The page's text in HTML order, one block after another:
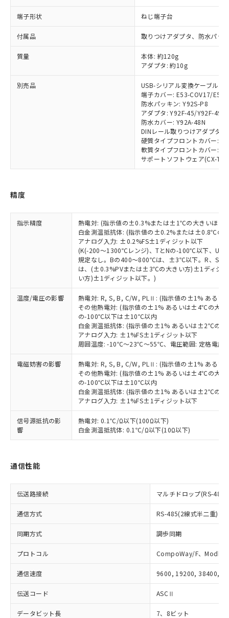
端子形状 ねじ端子台
付属品 取りつけアダプタ、防水パッ
質量
本体: 約120g
アダプタ: 約10g
別売品
USB-シリアル変換ケーブル:
端子カバー: E53-COV17/E53-
防水パッキン: Y92S-P8
アダプタ: Y92F-45/Y92F-49
防水カバー: Y92A-48N
DINレール取りつけアダプタ:
硬質タイプフロントカバー:
軟質タイプフロントカバー:
サポートソフトウェア(CX-
精度
指示精度
熱電対: (指示値の±0.3%または±1℃の大きいほう
白金測温抵抗体: (指示値の±0.2%または±0.8℃の
アナログ入力: ±0.2%FS±1ディジット以下
(K(-200～1300℃レンジ)、TとNの-100℃以下、U
規定なし。Bの400～800℃は、±3℃以下。R、S
は、(±0.3%PVまたは±3℃の大きい方)±1ディジ
い方)±1ディジット以下。)
温度/電圧の影響
熱電対: R, S, B, C/W, PLⅡ: (指示値の±1% ある
その他熱電対: (指示値の±1% あるいは±4℃の大き
の-100℃以下は±10℃以内
白金測温抵抗体: (指示値の±1% あるいは±2℃の大
アナログ入力: ±1%FS±1ディジット以下
周囲温度: -10℃～23℃～55℃、電圧範囲: 定格電圧
電磁妨害の影響
熱電対: R, S, B, C/W, PLⅡ: (指示値の±1% ある
その他熱電対: (指示値の±1% あるいは±4℃の大き
の-100℃以下は±10℃以内
白金測温抵抗体: (指示値の±1% あるいは±2℃の大
アナログ入力: ±1%FS±1ディジット以下
信号源抵抗の影
響
熱電対: 0.1℃/Ω以下(100Ω以下)
白金測温抵抗体: 0.1℃/Ω以下(10Ω以下)
通信性能
伝送路接続 マルチドロップ(RS-485)
通信方式 RS-485(2線式半二重)
同期方式 調歩同期
プロトコル CompoWay/F、Modbus
通信速度 9600, 19200, 38400,
伝送コード ASCⅡ
データビット長 7、8ビット
ご利用ください。
本サービスは、当社制御機器事業取扱
商品の当社在庫状況および標準価格
(税抜)を提供させていただくもので
当社制御機器事業取扱商品の中には、
本サービスの対象外となる商品もある
ことをご了承ください。
在庫状況および標準価格照会結果は、
記載している更新日時点での社内デー
タに基づき作成されるものであり、閲
覧された時点での実際の在庫および標
準価格とは異なる場合があることをご
正式な納期状況および標準価格はお客
オムロン制御機器販売店や当社販売拠
点は「販売ネットワーク
」をご確認
ください。
在庫状況および標準価格結果を当社の
事前の承諾なく第三者に漏洩または開
示しないようお願いします。
マイパーツ機能（部品リスト作成サー
ビス）をご利用いただくには、I-Web
メンバーズにご登録されている必要が
あります。
お客様が当ウェブサイト上で当社にご
登録された部品リストについて、当社
および当社の共同利用者が、当社の製
品・サービスに関するお客様との取
引・商談に必要な範囲で利用すること
をご了承ください。
※当社の共同利用者とは、"個人情報
の共同利用に関して"
の「1.共同利
用者の範囲」に記載されている法人を
指します。
非含有に非対応の商品で、対応品を出す予
定はありません。
調査・確認中：EU RoHS指令（10物質）の
非含有の対応状況を調査中または確認中の
非該当品：ライセンス料など無形物で、有
害物質有無と関係のない商品です。
仕入先様の事情により、非含有部品として
いたものが、含有品と判明した場合などや
むを得ず変更することがあります。
鉛(Pb) 1000ppm以下、 水銀(Hg) 1000ppm以下、 カド
六価クロム(Cr(Ⅵ)) 1000ppm以下、ポリ臭化ビフェニル
類(PBB) 1000ppm以下、ポリ臭化ジフェニルエーテル類
(PBDE) 1000ppm以下、フタル酸ビス(2-エチルヘキシ
ル) (DEHP)(別名：DOP) 1000ppm以下、フタル酸ブチ
図的な使用がないことを確認しています。
※2 対応予定月
部品在庫の切り替え状況などにより、予定
月が前後することがあります。
※3 非含有証明書ダウンロード
下記の非含有証明書をダウンロードするこ
とができます。
EU RoHS指令（10物質）の非含有証明書
51物質の非含有証明書（当社基準）
※本証明書は発行日時点で非含有を証明す
るもので、過去に遡って非含有を証明する
ものではありません。
また、RoHS指令のフタル酸エステル類４
していることから、特段のことがない限
り、2022年1月12日より割愛しておりま
す。
「○」：最大均質材料含有率が中国RoHSの
基準値以下であることを示します。
基準値を超えていることを示します。
「－」：未確認です。当社販売部門へお問
*中国RoHS10物質の基準値 (GB/T26572)：
Pb(鉛) :1000ppm、 Hg(水銀) : 1000ppm、 Cd(カドミウ
Cr(Ⅵ)(六価クロム) : 1000ppm、 PBBs(ポリ臭化ビフェ
ニル類) : 1000ppm、 PBDEs(ポリ臭化ジフェニルエーテ
ル類) : 1000ppm、
※2 環境保護使用期限
「ｅ」：有害物質（10物質）のすべてが基
準値以下であることを示します。
「10」：通常の使用状況下において有害物
質が外部に漏えいし、環境に深刻な影響を
及ぼさない年数を意味します。
「－」：未確認です。当社販売部門へお問
い合わせください。
当社は、これら貴社製品のうち、外国
為替および外国貿易法に定める商品
（以下｢規制貨物等」という）を輸出
または国外への提供する場合は、日本
国政府の輸出許可(または役務取引許
可)を取得するなどの必要な手続きを
当社は規制貨物を破棄する場合は、完
ル、化学兵器、生物兵器またはその他
武器並びにこれらの製造装置等に一切
使用いたしません。
当社は、貴社製品を第三者に販売する
場合は、上記1、2および3の内容を当
該第三者に通知します。また当社は、
販売先および販売に係わる関係者が違
法に輸出するおそれがある場合は、取
り引きをいたしません。
合意する キャンセル
一定数以上の在庫あり
－
在庫なし(最新の在庫状況につ
いては、お客様のお取引先、ま
たはお客様担当のオムロン制御
機器販売店・当社販売員にご確
認ください)
受注生産機種、また在庫状況の